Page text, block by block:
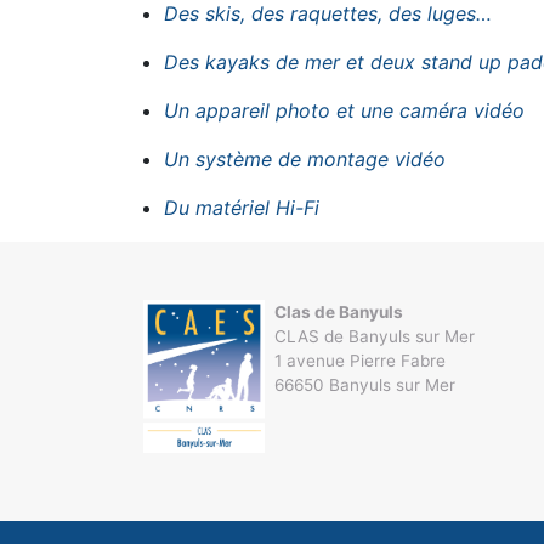
Des skis, des raquettes, des luges…
Des kayaks de mer et deux stand up
Un appareil photo et une caméra vidéo
Un système de montage vidéo
Du matériel Hi-Fi
Clas de Banyuls
CLAS de Banyuls sur Mer
1 avenue Pierre Fabre
66650 Banyuls sur Mer